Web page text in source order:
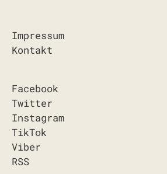
Impressum
Kontakt
Facebook
Twitter
Instagram
TikTok
Viber
RSS